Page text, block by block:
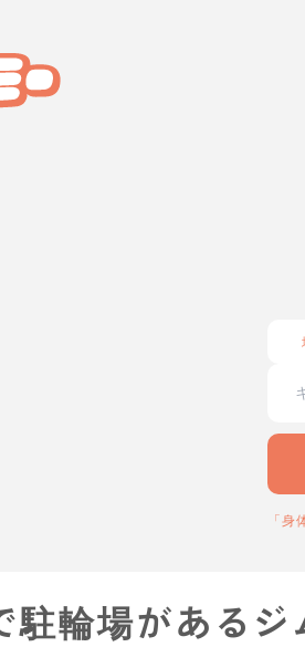
「
駐輪場があるジ